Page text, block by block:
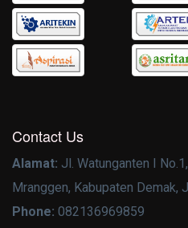
Contact Us
Alamat: Jl. Watunganten I
Mranggen, Kabupaten Demak,
Phone: 082136969859